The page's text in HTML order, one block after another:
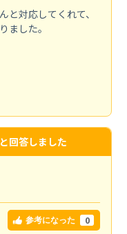
と対応してくれて、
ました。
回答しました
参考になった 0